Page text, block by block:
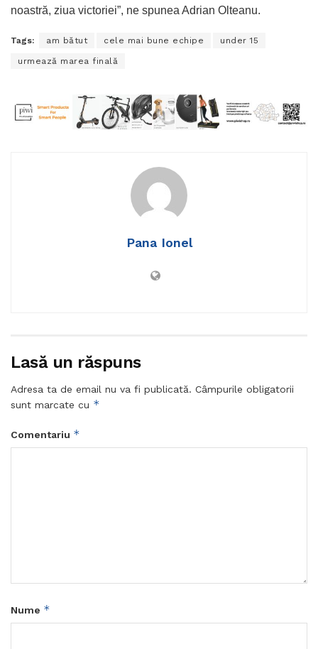
noastră, ziua victoriei”, ne spunea Adrian Olteanu.
Tags: am bătut cele mai bune echipe under 15
urmează marea finală
Pana Ionel
Lasă un răspuns
Adresa ta de email nu va fi publicată. Câmpurile obligatorii
sunt marcate cu *
Comentariu *
Nume *